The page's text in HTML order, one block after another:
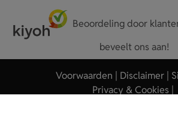
Beoordeling door
beveelt ons aan!
Voorwaarden Disclaimer
Privacy & Cookies